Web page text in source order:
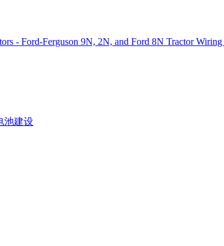
- Ford-Ferguson 9N, 2N, and Ford 8N Tractor
池建设